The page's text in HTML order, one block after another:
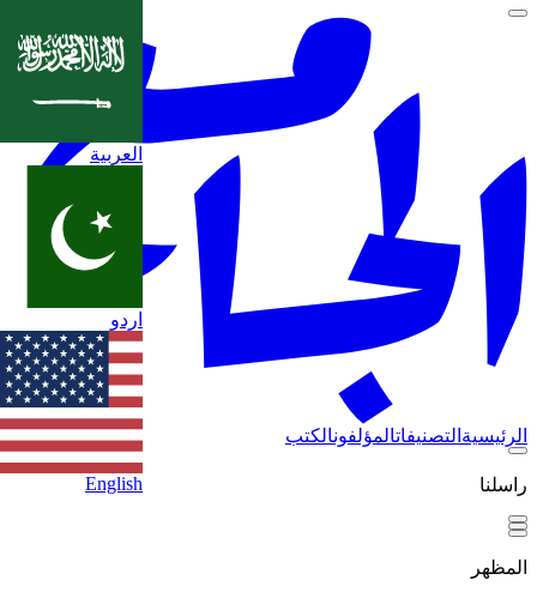
الرئيسية التصنيفاتالمؤلفونالكتب
راسلنا
العربية
اردو
English
المظهر